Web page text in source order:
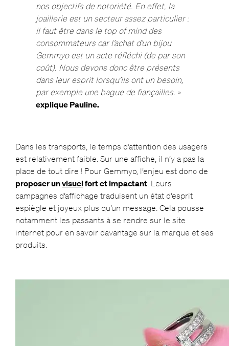
nos objectifs de notoriété. En effet, la
joaillerie est un secteur assez particulier :
il faut être dans le top of mind des
consommateurs car l’achat d’un bijou
Gemmyo est un acte réfléchi (de par son
coût). Nous devons donc être présents
dans leur esprit lorsqu’ils ont un besoin,
par exemple une bague de fiançailles. »
explique Pauline.
Dans les transports, le temps d’attention des usagers
est relativement faible. Sur une affiche, il n’y a pas la
place de tout dire ! Pour Gemmyo, l’enjeu est donc de
proposer unvisuelfort et impactant. Leurs
campagnes d’affichage traduisent un état d’esprit
espiègle et joyeux plus qu’un message. Cela pousse
notamment les passants à se rendre sur le site
internet pour en savoir davantage sur la marque et ses
produits.